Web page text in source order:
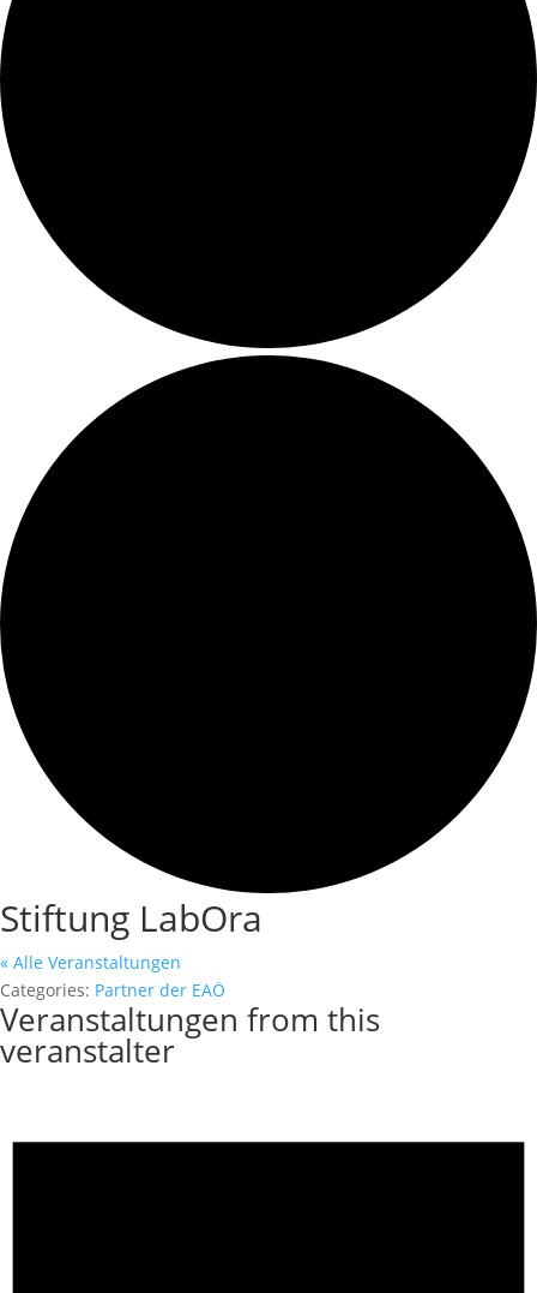
Stiftung LabOra
« Alle Veranstaltungen
Categories: Partner der EAÖ
Veranstaltungen from this
veranstalter